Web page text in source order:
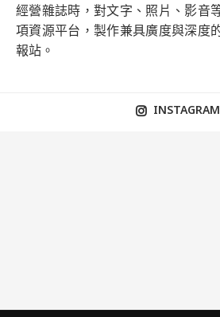
經營雜誌時，對文字、照片、影音
項資源平台，製作兼具廣度與深度
報站。
INSTAGRAM